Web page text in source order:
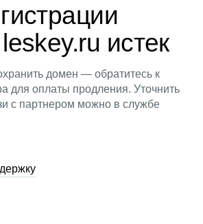
истек
домен — обратитесь к
для оплаты продления. Уточнить
с партнером можно в службе